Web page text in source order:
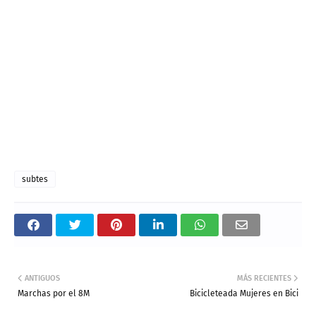
subtes
MÁS RECIENTES
Bicicleteada Mujeres en Bici
ANTIGUOS
Marchas por el 8M